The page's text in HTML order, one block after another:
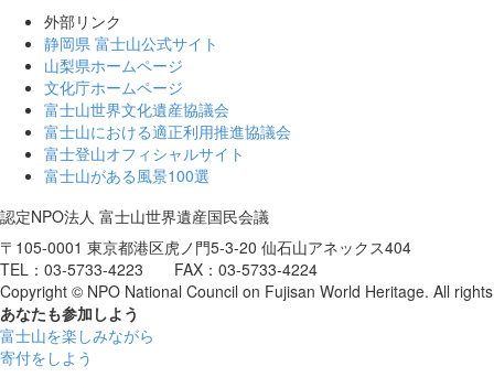
外部リンク
静岡県 富士山公式サイト
山梨県ホームページ
文化庁ホームページ
富士山世界文化遺産協議会
富士山における適正利用推進協議会
富士登山オフィシャルサイト
富士山がある風景100選
認定NPO法人 富士山世界遺産国民会議
〒105-0001 東京都港区虎ノ門5-3-20 仙石山アネックス404
TEL：03-5733-4223 FAX：03-5733-4224
Copyright © NPO National Council on Fujisan World Heritage. All
あなたも参加しよう
富士山を楽しみながら
寄付をしよう